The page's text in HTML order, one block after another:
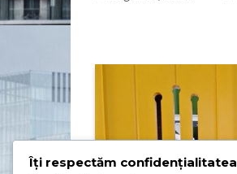
Îți respectăm confidențialitatea